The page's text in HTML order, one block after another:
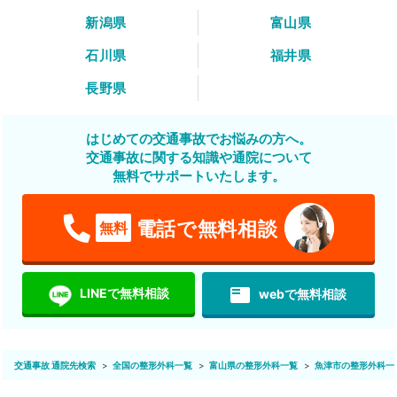
新潟県
富山県
石川県
福井県
長野県
はじめての交通事故でお悩みの方へ。
交通事故に関する知識や通院について
無料でサポートいたします。
無料 電話で無料相談
LINEで無料相談 featured_play_list webで無料相談
交通事故 通院先検索 全国の整形外科一覧 富山県の整形外科一覧 魚津市の整形外科一